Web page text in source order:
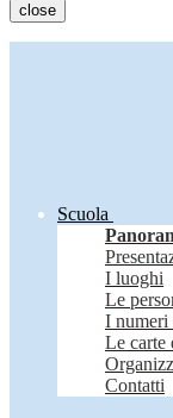
close
Scuola
I luoghi
Le
I numeri
Le carte
Contatti